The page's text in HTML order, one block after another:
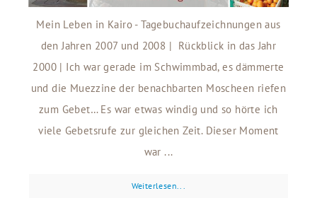
Mein Leben in Kairo - Tagebuchaufzeichnungen aus
den Jahren 2007 und 2008 | Rückblick in das Jahr
2000 | Ich war gerade im Schwimmbad, es dämmerte
und die Muezzine der benachbarten Moscheen riefen
zum Gebet… Es war etwas windig und so hörte ich
viele Gebetsrufe zur gleichen Zeit. Dieser Moment
war ...
Weiterlesen...